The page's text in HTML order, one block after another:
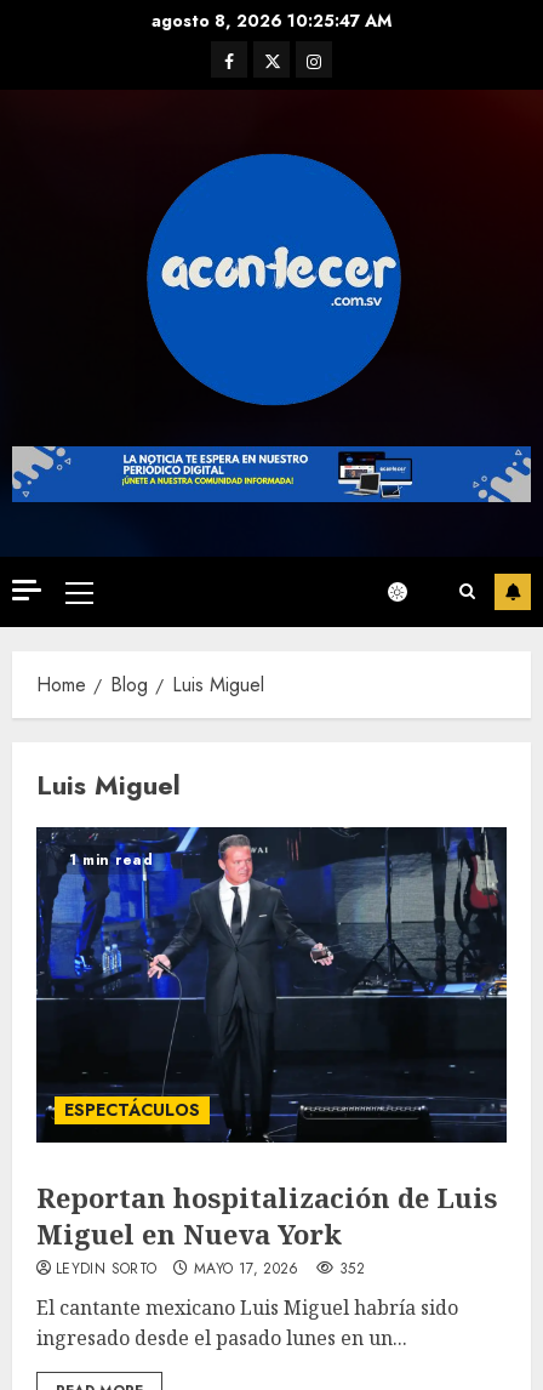
agosto 8, 2026 10:25:48 AM
Facebook
TwitterInstagram
Primary
Menu
Home Blog Luis Miguel
Luis Miguel
1 min read
ESPECTÁCULOS
Reportan hospitalización de Luis
Miguel en Nueva York
LEYDIN SORTO MAYO 17, 2026 352
El cantante mexicano Luis Miguel habría sido
ingresado desde el pasado lunes en un...